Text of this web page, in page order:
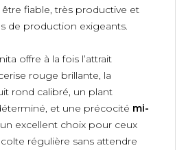
fiable, très productive et
de production exigeants.
offre à la fois l’attrait
rouge brillante, la
rond calibré, un plant
et une précocité mi-
excellent choix pour ceux
régulière sans attendre